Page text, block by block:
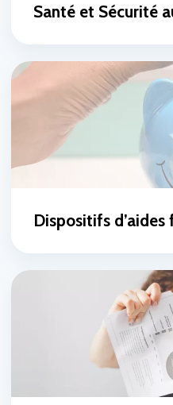
Santé et Sécurité
Dispositifs d’aides